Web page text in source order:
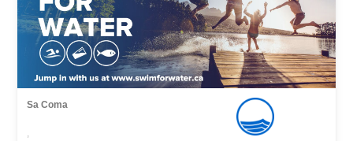
Sa Coma
,